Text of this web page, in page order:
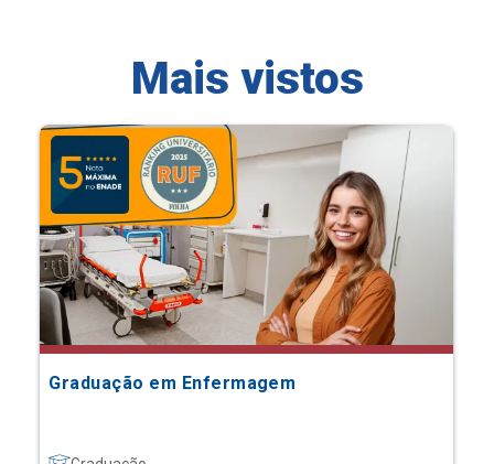
Mais vistos
Graduação em Enfermagem